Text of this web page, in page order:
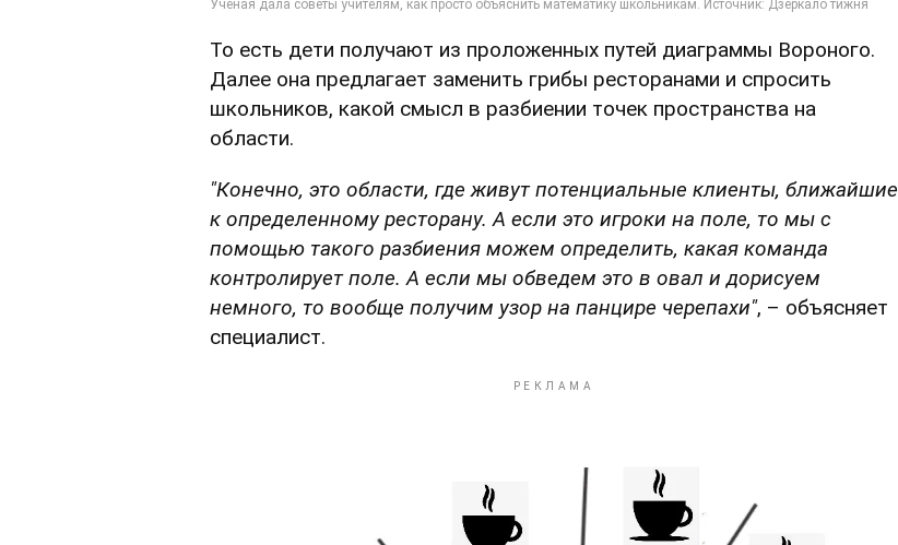
То есть дети получают из проложенных путей диаграммы Вороного.
Далее она предлагает заменить грибы ресторанами и спросить
школьников, какой смысл в разбиении точек пространства на
области.
"Конечно, это области, где живут потенциальные клиенты, ближайшие
к определенному ресторану. А если это игроки на поле, то мы с
помощью такого разбиения можем определить, какая команда
контролирует поле. А если мы обведем это в овал и дорисуем
немного, то вообще получим узор на панцире черепахи", – объясняет
специалист.